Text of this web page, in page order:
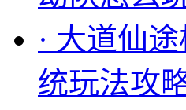
· 大道仙
统玩法攻